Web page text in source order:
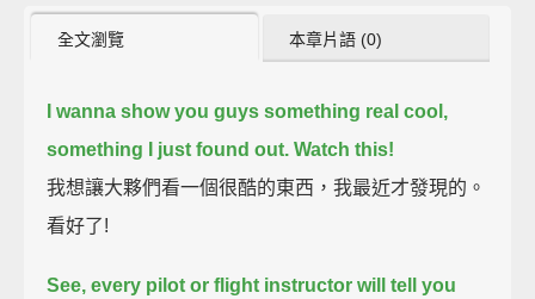
全文瀏覽 本章片語 (0)
I wanna show you guys something real cool,
something I just found out. Watch this!
我想讓大夥們看一個很酷的東西，我最近才發現的。
看好了!
See, every pilot or flight instructor will tell you